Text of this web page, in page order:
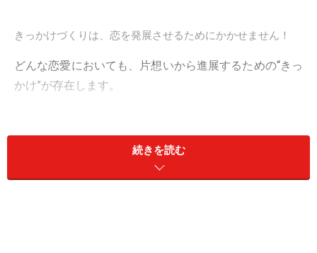
きっかけづくりは、恋を発展させるためにかかせません！
どんな恋愛においても、片想いから進展するための“きっ
かけ”が存在します。
きっかけづくりに関しては、日常的に会える社内恋愛の
ほうがそのチャンスは多いかもしれません。
続きを読む